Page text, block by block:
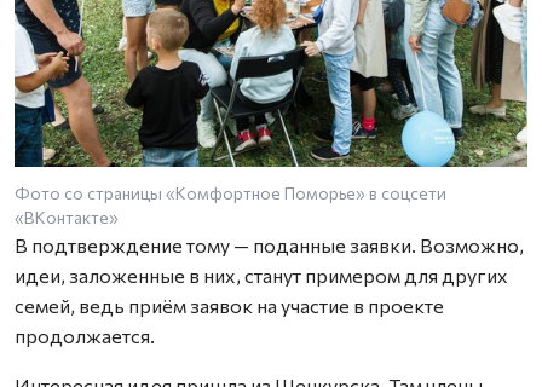
Фото со страницы «Комфортное Поморье» в соцсети
«ВКонтакте»
В подтверждение тому — поданные заявки. Возможно,
идеи, заложенные в них, станут примером для других
семей, ведь приём заявок на участие в проекте
продолжается.